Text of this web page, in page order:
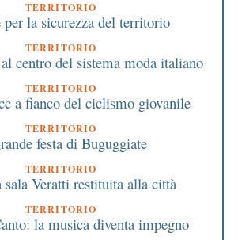
TERRITORIO
per la sicurezza del territorio
TERRITORIO
centro del sistema moda italiano
TERRITORIO
a fianco del ciclismo giovanile
TERRITORIO
festa di Buguggiate
TERRITORIO
sala Veratti restituita alla città
TERRITORIO
la musica diventa impegno